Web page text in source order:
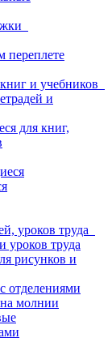
переплете
и учебников
и
для книг,
уроков труда
уроков труда
рисунков и
отделениями
молнии